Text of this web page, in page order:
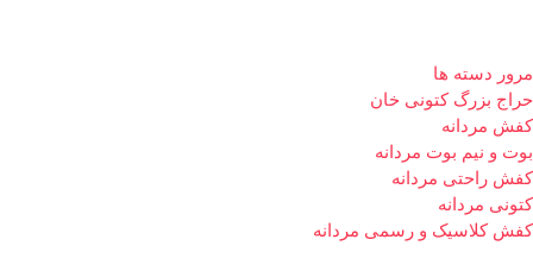
مرور دسته ها
حراج بزرگ کتونی خان
کفش مردانه
بوت و نیم بوت مردانه
کفش راحتی مردانه
کتونی مردانه
کفش کلاسیک و رسمی مردانه